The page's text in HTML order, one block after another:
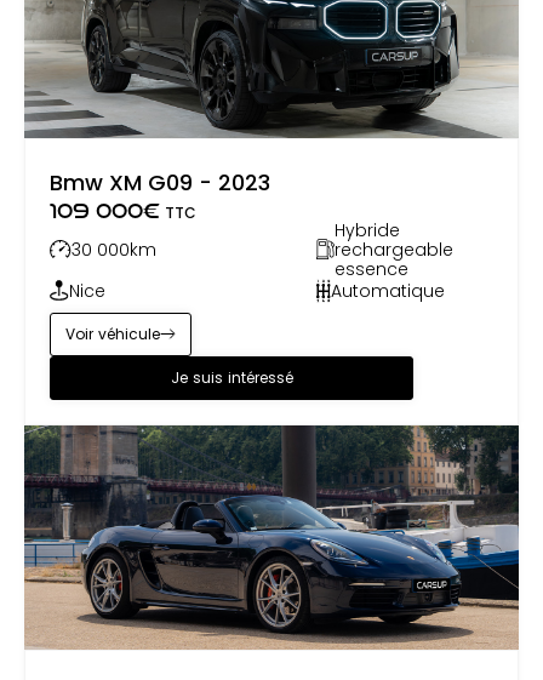
Bmw XM G09 - 2023
109 000€ TTC
30 000km
Hybride
rechargeable
essence
Nice
Automatique
Je suis intéressé
Voir véhicule